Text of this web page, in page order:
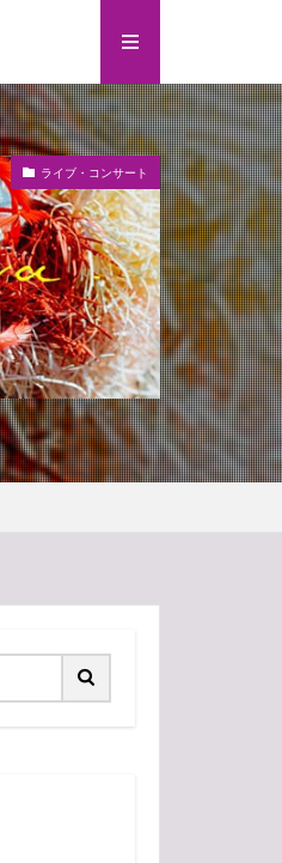
ライブ・コンサート